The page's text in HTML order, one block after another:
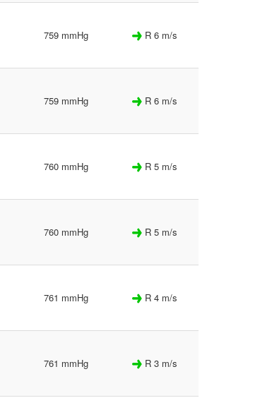
759 mmHg R 6 m/s
759 mmHg R 6 m/s
760 mmHg R 5 m/s
760 mmHg R 5 m/s
761 mmHg R 4 m/s
761 mmHg R 3 m/s